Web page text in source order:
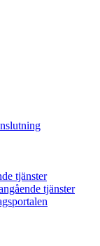
tjänster
tjänster